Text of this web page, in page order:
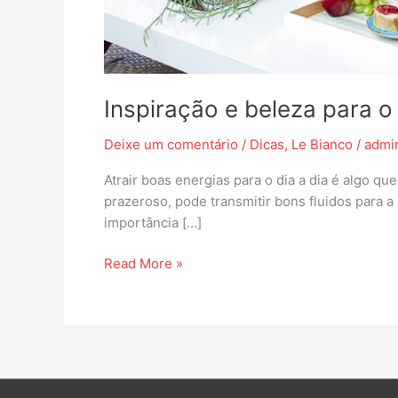
Inspiração e beleza para
Deixe um comentário / Dicas, Le Bianco /
Atrair boas energias para o dia a dia é algo
prazeroso, pode transmitir bons fluidos para
importância […]
Read More »